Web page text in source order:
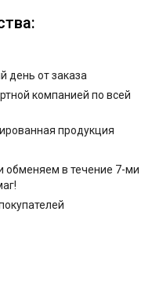
день от заказа
компанией по всей
продукция
обменяем в течение 7-ми